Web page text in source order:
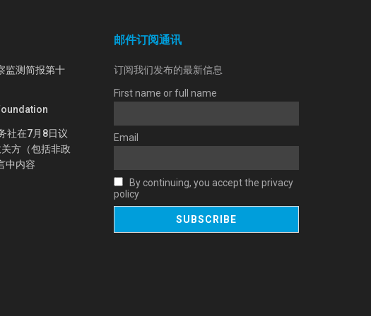
监测简报第十
社在7月8日议
方（包括非政
中内容
邮件订阅通讯
订阅我们发布的最新信息
First name or full name
Email
By continuing, you accept the privacy
policy